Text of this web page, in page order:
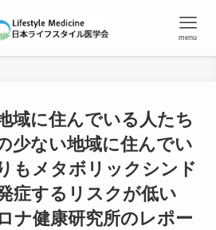
menu
域に住んでいる人たち
少ない地域に住んでい
もメタボリックシンド
症するリスクが低い
ナ健康研究所のレポー